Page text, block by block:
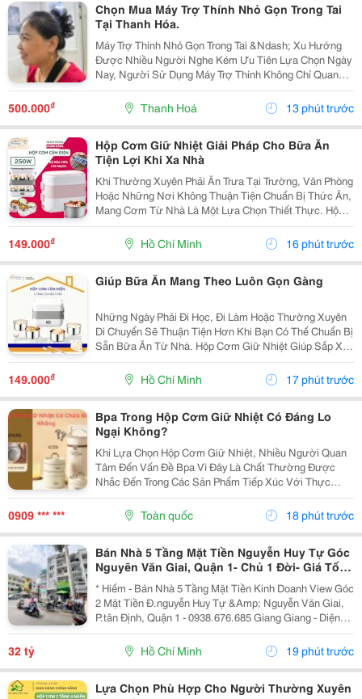
Chọn Mua Máy Trợ Thính Nhỏ Gọn Trong Tai
Tại Thanh Hóa.
Máy Trợ Thính Nhỏ Gọn Trong Tai &Ndash; Xu Hướng
Được Nhiều Người Nghe Kém Ưu Tiên Lựa Chọn Ngày
Nay, Người Sử Dụng Máy Trợ Thính Không Chỉ Quan
Tâm Đến Nghe Rõ, Mà Còn Mong Muốn Một Thiết Bị
Nhỏ Gọn, Thẩm Mỹ, Dễ Sử Dụng Và Thoải Mái Khi Đeo.
500.000₫ Thanh Hoá 13 phút trước
Hộp Cơm Giữ Nhiệt Giải Pháp Cho Bữa Ăn
Tiện Lợi Khi Xa Nhà
Khi Thường Xuyên Phải Ăn Trưa Tại Trường, Văn Phòng
Hoặc Những Nơi Không Thuận Tiện Chuẩn Bị Thức Ăn,
Mang Cơm Từ Nhà Là Một Lựa Chọn Thiết Thực. Hộp
Cơm Giữ Nhiệt Giúp Bạn Sắp Xếp Các Món Ăn Gọn
Gàng Và Dễ Dàng Mang Theo Trong Ngày. Lựa Chọn
149.000₫ Hồ Chí Minh 16 phút trước
Giúp Bữa Ăn Mang Theo Luôn Gọn Gàng
Những Ngày Phải Đi Học, Đi Làm Hoặc Thường Xuyên
Di Chuyển Sẽ Thuận Tiện Hơn Khi Bạn Có Thể Chuẩn Bị
Sẵn Bữa Ăn Từ Nhà. Hộp Cơm Giữ Nhiệt Giúp Sắp Xếp
Cơm Và Thức Ăn Ngăn Nắp, Dễ Mang Theo Và Phù
Hợp Với Nhiều Nhu Cầu Sử Dụng. Chọn Hộp Dựa
149.000₫ Hồ Chí Minh 17 phút trước
Bpa Trong Hộp Cơm Giữ Nhiệt Có Đáng Lo
Ngại Không?
Khi Lựa Chọn Hộp Cơm Giữ Nhiệt, Nhiều Người Quan
Tâm Đến Vấn Đề Bpa Vì Đây Là Chất Thường Được
Nhắc Đến Trong Các Sản Phẩm Tiếp Xúc Với Thực
Phẩm. Vậy Hộp Cơm Giữ Nhiệt Có Chứa Bpa Không Và
Cần Lưu Ý Gì Khi Sử Dụng? 1. Bpa Là Gì Và Vì Sao
Nhiều...
0909 *** *** Toàn quốc 18 phút trước
Bán Nhà 5 Tầng Mặt Tiền Nguyễn Huy Tự Góc
Nguyẽn Văn Giai, Quận 1- Chủ 1 Đời- Giá Tốt-
Giang Giang
* Hiếm - Bán Nhà 5 Tầng Mặt Tiền Kinh Doanh View Góc
2 Mặt Tiền Đ.nguyễn Huy Tự &Amp; Nguyễn Văn Giai,
P.tân Định, Quận 1 - 0938.676.685 Giang Giang - Diện
Tích: 60M2 - Ngang 3.5M * 18M. - Kết Cấu: 5 Tầng - Sân
Thượng - Thiết Kế Kiểu Lệch Tầng Đẹp...
32 tỷ Hồ Chí Minh 19 phút trước
Lựa Chọn Phù Hợp Cho Người Thường Xuyên